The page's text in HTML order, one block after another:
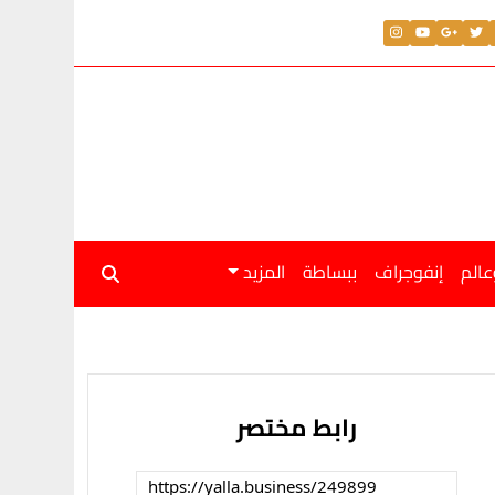
إنفوجراف ببساطة المزيد
رابط مختصر